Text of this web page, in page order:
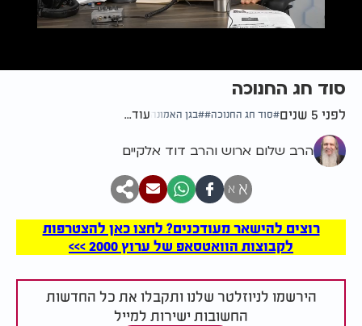
סוד חג החנוכה
לפני 5 שנים סוד חג החנוכה בגן האמונה עוד...
הרב שלום ארוש והרב דוד אלקיים
א א
רוצים להישאר מעודכנים? לחצו כאן להצטרפות
לקבוצות הוואטסאפ של ערוץ 2000 >>>
הירשמו לניוזלטר שלנו ותקבלו את כל החדשות
החשובות ישירות למייל